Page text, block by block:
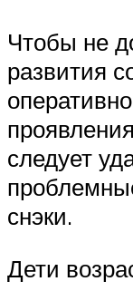
Чтобы не
развития
следует
снэки.
Дети